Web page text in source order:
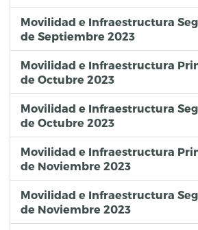
Movilidad e Infraestructura
de Septiembre 2023
Movilidad e Infraestructura
de Octubre 2023
Movilidad e Infraestructura
de Octubre 2023
Movilidad e Infraestructura
de Noviembre 2023
Movilidad e Infraestructura
de Noviembre 2023